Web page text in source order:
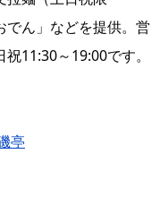
でん」などを提供。営
11:30～19:00です。
亭